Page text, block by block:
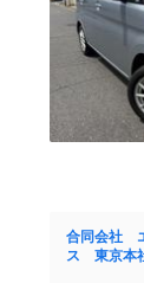
合同会社
ス 東京本